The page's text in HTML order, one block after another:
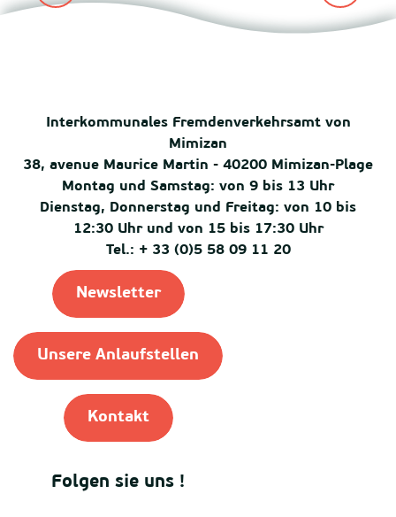
Interkommunales Fremdenverkehrsamt von
Mimizan
38, avenue Maurice Martin - 40200 Mimizan-Plage
Montag und Samstag: von 9 bis 13 Uhr
Dienstag, Donnerstag und Freitag: von 10 bis
12:30 Uhr und von 15 bis 17:30 Uhr
Tel.: + 33 (0)5 58 09 11 20
Newsletter
Unsere Anlaufstellen
Kontakt
Folgen sie uns !